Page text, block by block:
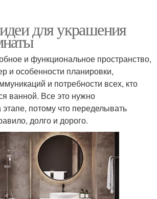
для украшения
и функциональное пространство,
и особенности планировки,
и потребности всех, кто
ванной. Все это нужно
этапе, потому что переделывать
долго и дорого.